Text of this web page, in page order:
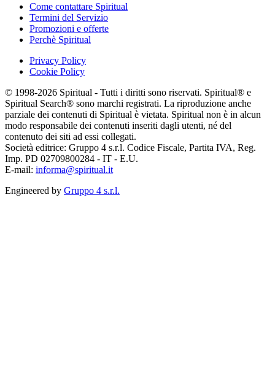
Come contattare Spiritual
Termini del Servizio
Promozioni e offerte
Perchè Spiritual
Privacy Policy
Cookie Policy
© 1998-2026 Spiritual - Tutti i diritti sono riservati. Spiritual® e
Spiritual Search® sono marchi registrati. La riproduzione anche
parziale dei contenuti di Spiritual è vietata. Spiritual non è in alcun
modo responsabile dei contenuti inseriti dagli utenti, né del
contenuto dei siti ad essi collegati.
Società editrice: Gruppo 4 s.r.l. Codice Fiscale, Partita IVA, Reg.
Imp. PD 02709800284 - IT - E.U.
E-mail: informa@spiritual.it
Engineered by Gruppo 4 s.r.l.